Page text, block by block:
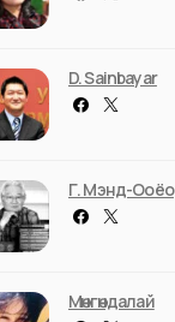
D. Sainbayar
Г. Мэнд-Ооёо
Мөнгөндалай